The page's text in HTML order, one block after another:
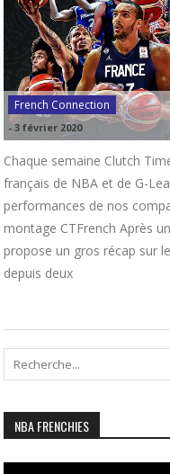
French Connection
-3 février 2020
Chaque semaine Clutch
français de NBA et de G-
performances de nos
montage CTFrench Après
propose un gros récap sur
depuis deux
NBA FRENCHIES